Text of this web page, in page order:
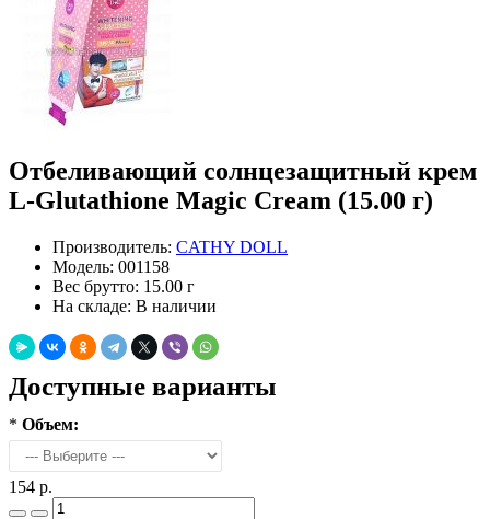
Отбеливающий солнцезащитный крем
L-Glutathione Magic Cream (15.00 г)
Производитель: CATHY DOLL
Модель: 001158
Вес брутто: 15.00 г
На складе: В наличии
Доступные варианты
* Объем:
154 р.